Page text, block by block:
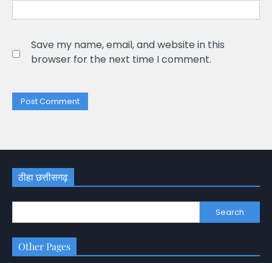
Save my name, email, and website in this
browser for the next time I comment.
ठीहा छत्तीसगढ़
Search
Other Pages